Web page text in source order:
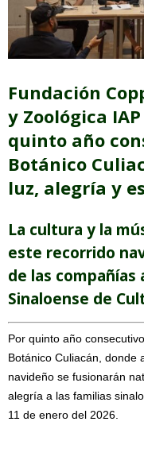
Fundación
y Zoológica
quinto año
Botánico
luz, alegría y
La cultura y la
este recorrido
de las
Sinaloense de
Por quinto año
Botánico Culiacán, donde
navideño se fusionarán
alegría a las familias
11 de enero del 2026.